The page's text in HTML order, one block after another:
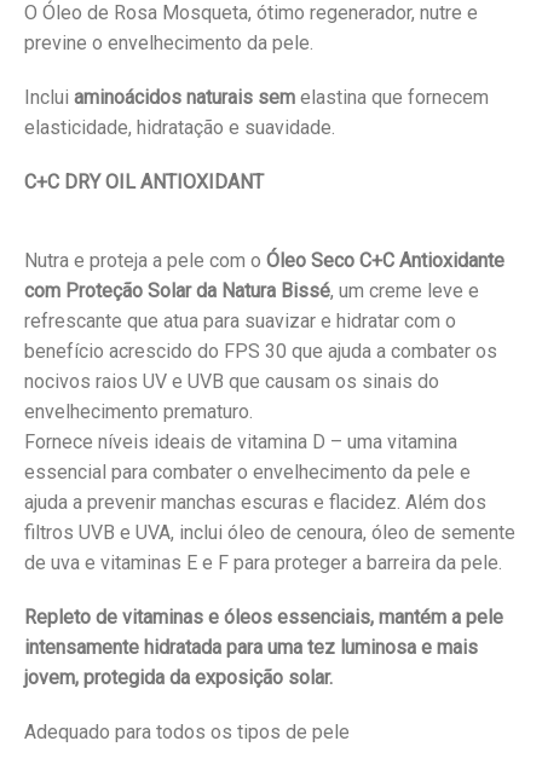
O Óleo de Rosa Mosqueta, ótimo regenerador, nutre e
previne o envelhecimento da pele.
Inclui aminoácidos naturais sem elastina que fornecem
elasticidade, hidratação e suavidade.
C+C DRY OIL ANTIOXIDANT
Nutra e proteja a pele com o Óleo Seco C+C Antioxidante
com Proteção Solar da Natura Bissé, um creme leve e
refrescante que atua para suavizar e hidratar com o
benefício acrescido do FPS 30 que ajuda a combater os
nocivos raios UV e UVB que causam os sinais do
envelhecimento prematuro.
Fornece níveis ideais de vitamina D – uma vitamina
essencial para combater o envelhecimento da pele e
ajuda a prevenir manchas escuras e flacidez. Além dos
filtros UVB e UVA, inclui óleo de cenoura, óleo de semente
de uva e vitaminas E e F para proteger a barreira da pele.
Repleto de vitaminas e óleos essenciais, mantém a pele
intensamente hidratada para uma tez luminosa e mais
jovem, protegida da exposição solar.
Adequado para todos os tipos de pele